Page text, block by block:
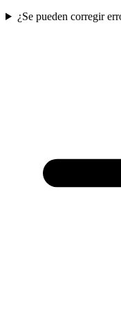
¿Se pueden corregir